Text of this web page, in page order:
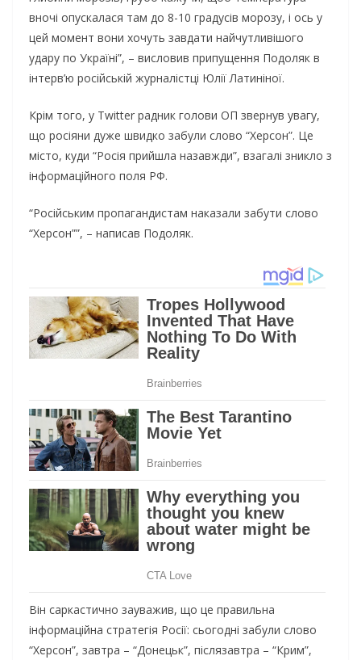
вночі опускалася там до 8-10 градусів морозу, і ось у
цей момент вони хочуть завдати найчутливішого
удару по Україні”, – висловив припущення Подоляк в
інтерв’ю російській журналістці Юлії Латиніної.
Крім того, у Twitter радник голови ОП звернув увагу,
що росіяни дуже швидко забули слово “Херсон”. Це
місто, куди “Росія прийшла назавжди”, взагалі зникло з
інформаційного поля РФ.
“Російським пропагандистам наказали забути слово
“Херсон””, – написав Подоляк.
Він саркастично зауважив, що це правильна
інформаційна стратегія Росії: сьогодні забули слово
“Херсон”, завтра – “Донецьк”, післязавтра – “Крим”,